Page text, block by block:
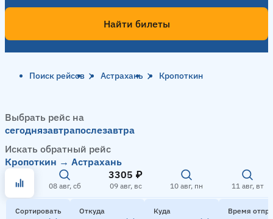
Найти билеты
Поиск рейсов Астрахань Кропоткин
Выбрать рейс на
сегоднязавтрапослезавтра
Искать обратный рейс
Кропоткин → Астрахань
08 авг, сб
3305 ₽
09 авг, вс 10 авг, пн 11 авг, вт
Сортировать Откуда Куда Время